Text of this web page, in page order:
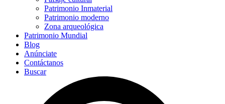
Patrimonio Inmaterial
Patrimonio moderno
Zona arqueológica
Patrimonio Mundial
Blog
Anúnciate
Contáctanos
Buscar